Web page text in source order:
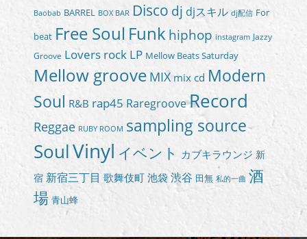
Baobab BARREL BOX BAR Disco dj djスキル dj配信 For
beat Free Soul Funk hiphop instagram Jazzy
Groove Lovers rock LP Mellow Beats Saturday
Mellow groove MIX mix cd Modern
Soul R&B rap45 RaregrooveRecord
Reggae RUBY ROOM sampling source
SoulVinyl イベント カブキラウンジ 新
宿 新宿三丁目 歌舞伎町 池袋 渋谷 田無 私的一曲 酒
場 青山蜂